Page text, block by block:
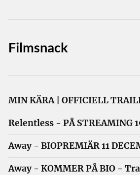
Filmsnack
MIN KÄRA | OFFICIELL
Relentless - PÅ STREAMING
Away - BIOPREMIÄR 11
Away - KOMMER PÅ BIO -